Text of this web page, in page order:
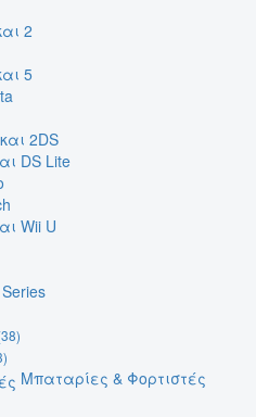
2
5
2DS
DS Lite
Wii U
Μπαταρίες & Φορτιστές